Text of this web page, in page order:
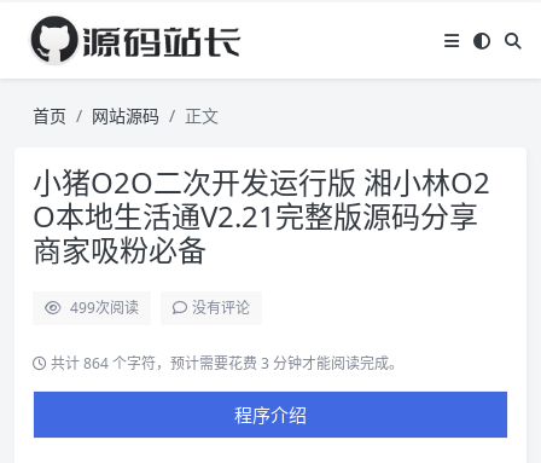
首页 网站源码 正文
小猪O2O二次开发运行版 湘小林O2
O本地生活通V2.21完整版源码分享
商家吸粉必备
499次阅读 没有评论
共计 864 个字符，预计需要花费 3 分钟才能阅读完成。
程序介绍